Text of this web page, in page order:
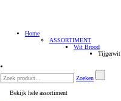
Home
ASSORTIMENT
Wit Brood
Tijgerwit
Zoeken
Bekijk hele assortiment